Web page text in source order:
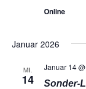
Online
Januar 2026
MI.
14
Januar 14
Sonder-